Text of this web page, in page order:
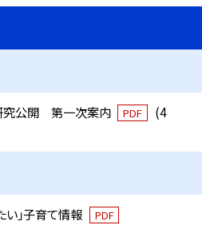
究公開 第一次案内 PDF
(4
い」子育て情報 PDF